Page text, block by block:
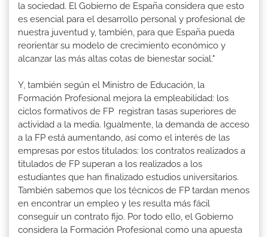
la sociedad. El Gobierno de España considera que esto
es esencial para el desarrollo personal y profesional de
nuestra juventud y, también, para que España pueda
reorientar su modelo de crecimiento económico y
alcanzar las más altas cotas de bienestar social."
Y, también según el Ministro de Educación, la
Formación Profesional mejora la empleabilidad: los
ciclos formativos de FP registran tasas superiores de
actividad a la media. Igualmente, la demanda de acceso
a la FP está aumentando, así como el interés de las
empresas por estos titulados: los contratos realizados a
titulados de FP superan a los realizados a los
estudiantes que han finalizado estudios universitarios.
También sabemos que los técnicos de FP tardan menos
en encontrar un empleo y les resulta más fácil
conseguir un contrato fijo. Por todo ello, el Gobierno
considera la Formación Profesional como una apuesta